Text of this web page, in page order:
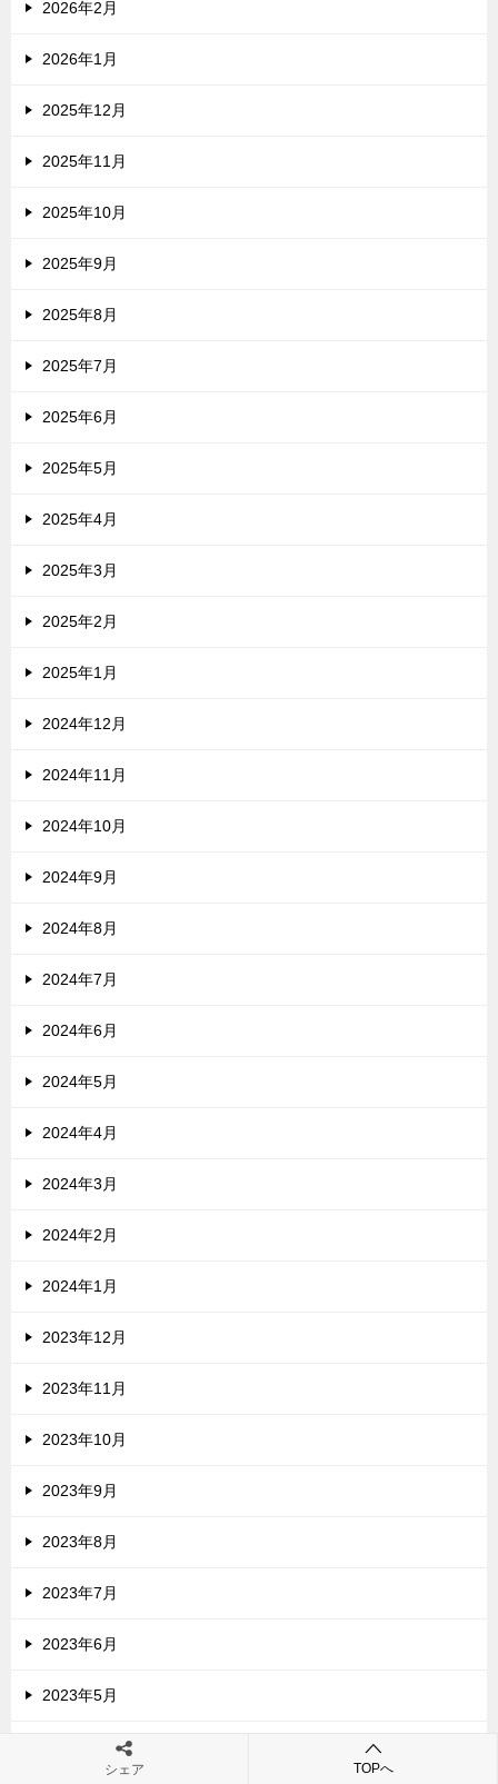
2026年2月
2026年1月
2025年12月
2025年11月
2025年10月
2025年9月
2025年8月
2025年7月
2025年6月
2025年5月
2025年4月
2025年3月
2025年2月
2025年1月
2024年12月
2024年11月
2024年10月
2024年9月
2024年8月
2024年7月
2024年6月
2024年5月
2024年4月
2024年3月
2024年2月
2024年1月
2023年12月
2023年11月
2023年10月
2023年9月
2023年8月
2023年7月
2023年6月
2023年5月
2023年4月
シェア TOPへ